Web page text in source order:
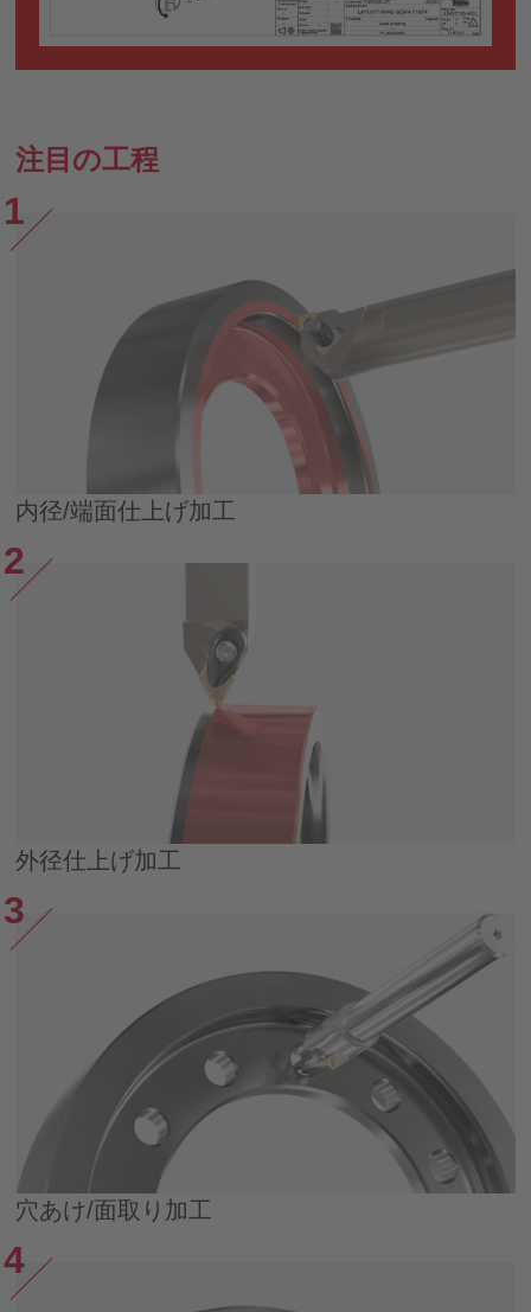
注目の工程
内径/端面仕上げ加工
外径仕上げ加工
穴あけ/面取り加工